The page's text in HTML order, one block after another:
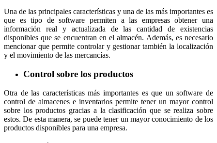
Una de las principales características y una de las más importantes es
que es tipo de software permiten a las empresas obtener una
información real y actualizada de las cantidad de existencias
disponibles que se encuentran en el almacén. Además, es necesario
mencionar que permite controlar y gestionar también la localización
y el movimiento de las mercancías.
Control sobre los productos
Otra de las características más importantes es que un software de
control de almacenes e inventarios permite tener un mayor control
sobre los productos gracias a la clasificación que se realiza sobre
estos. De esta manera, se puede tener un mayor conocimiento de los
productos disponibles para una empresa.